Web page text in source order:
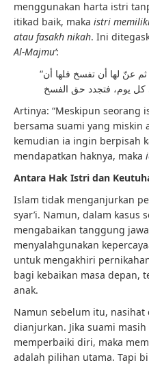
menggunakan harta istri
itikad baik, maka istri
atau fasakh nikah. Ini
Al-Majmu’:
“وإن اختارت المقام معه على الإعسار ثم عنّ لها أن تفسخ فلها أن
Artinya: “Meskipun seorang
bersama suami yang miskin
kemudian ia ingin berpisah
mendapatkan haknya, maka
Antara Hak Istri dan
Islam tidak menganjurkan
syar’i. Namun, dalam
mengabaikan tanggung
menyalahgunakan
untuk mengakhiri
bagi kebaikan masa depan,
anak.
Namun sebelum itu,
dianjurkan. Jika suami
memperbaiki diri, maka
adalah pilihan utama. Tapi